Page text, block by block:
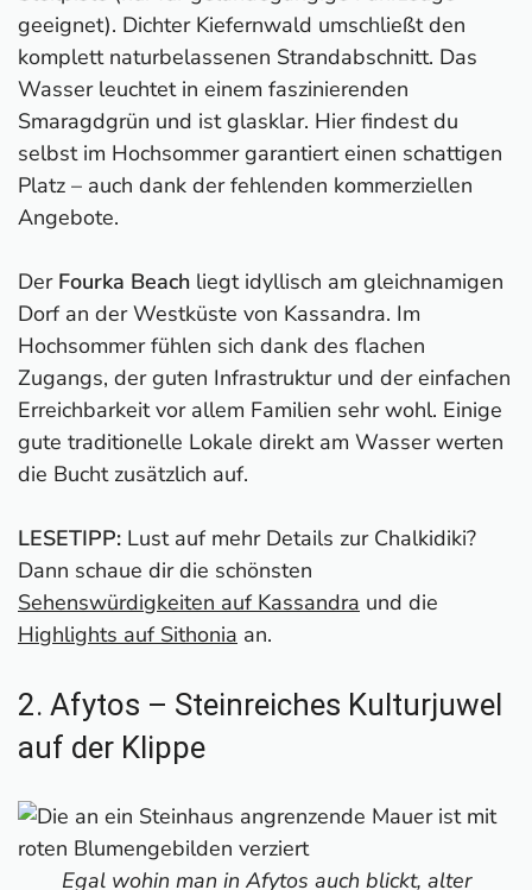
geeignet). Dichter Kiefernwald umschließt den
komplett naturbelassenen Strandabschnitt. Das
Wasser leuchtet in einem faszinierenden
Smaragdgrün und ist glasklar. Hier findest du
selbst im Hochsommer garantiert einen schattigen
Platz – auch dank der fehlenden kommerziellen
Angebote.
Der Fourka Beach liegt idyllisch am gleichnamigen
Dorf an der Westküste von Kassandra. Im
Hochsommer fühlen sich dank des flachen
Zugangs, der guten Infrastruktur und der einfachen
Erreichbarkeit vor allem Familien sehr wohl. Einige
gute traditionelle Lokale direkt am Wasser werten
die Bucht zusätzlich auf.
LESETIPP: Lust auf mehr Details zur Chalkidiki?
Dann schaue dir die schönsten
Sehenswürdigkeiten auf Kassandra und die
Highlights auf Sithonia an.
2. Afytos – Steinreiches Kulturjuwel
auf der Klippe
Egal wohin man in Afytos auch blickt, alter